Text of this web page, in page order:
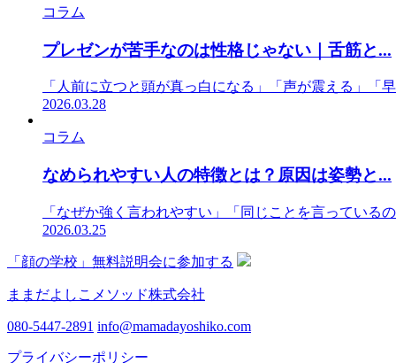
コラム
プレゼンが苦手なのは性格じゃない｜舌筋と...
「人前に立つと頭が真っ白になる」「声が震える」
2026.03.28
コラム
なめられやすい人の特徴とは？原因は姿勢と...
「なぜか強く言われやすい」「同じことを言ってい
2026.03.25
「顔の学校」無料説明会に参加する
ままだよしこメソッド株式会社
080-5447-2891 info@mamadayoshiko.com
プライバシーポリシー